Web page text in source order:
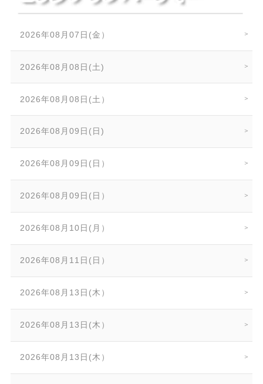
2026年08月07日(金）
2026年08月08日(土)
2026年08月08日(土）
2026年08月09日(日)
2026年08月09日(日）
2026年08月09日(日）
2026年08月10日(月）
2026年08月11日(日）
2026年08月13日(木）
2026年08月13日(木）
2026年08月13日(木）